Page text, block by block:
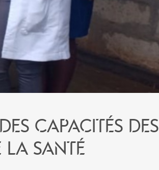
capacités des
la santé